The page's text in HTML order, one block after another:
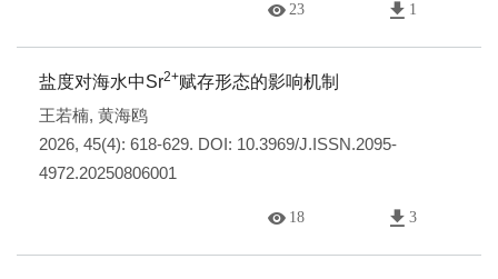
23 1
盐度对海水中Sr2+赋存形态的影响机制
王若楠, 黄海鸥
2026, 45(4): 618-629. DOI: 10.3969/J.ISSN.2095-
4972.20250806001
18 3